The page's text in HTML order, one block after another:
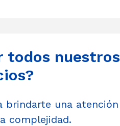
todos nuestros
brindarte una atención
complejidad.